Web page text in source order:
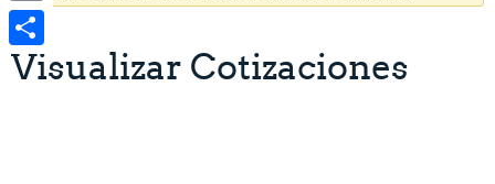
Visualizar Cotizaciones
Email
Share